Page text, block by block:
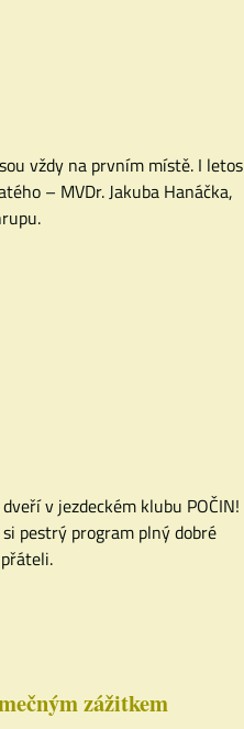
vždy na prvním místě. I letos
– MVDr. Jakuba Hanáčka,
v jezdeckém klubu POČIN!
pestrý program plný dobré
zážitkem